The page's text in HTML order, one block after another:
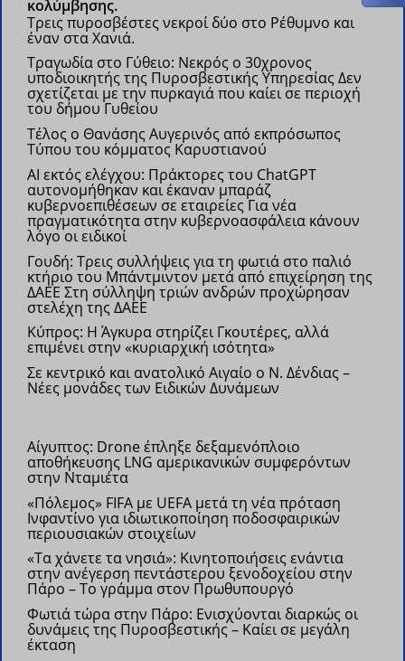
κολύμβησης.
Τρεις πυροσβέστες νεκροί δύο στο Ρέθυμνο και
έναν στα Χανιά.
Τραγωδία στο Γύθειο: Νεκρός ο 30χρονος
υποδιοικητής της Πυροσβεστικής ΥπηρεσίαςΔεν
σχετίζεται με την πυρκαγιά που καίει σε περιοχή
του δήμου Γυθείου
Τέλος ο Θανάσης Αυγερινός από εκπρόσωπος
Τύπου του κόμματος Καρυστιανού
AI εκτός ελέγχου: Πράκτορες του ChatGPT
αυτονομήθηκαν και έκαναν μπαράζ
κυβερνοεπιθέσεων σε εταιρείεςΓια νέα
πραγματικότητα στην κυβερνοασφάλεια κάνουν
λόγο οι ειδικοί
Γουδή: Τρεις συλλήψεις για τη φωτιά στο παλιό
κτήριο του Μπάντμιντον μετά από επιχείρηση της
ΔΑΕΕΣτη σύλληψη τριών ανδρών προχώρησαν
στελέχη της ΔΑΕΕ
Κύπρος: Η Άγκυρα στηρίζει Γκουτέρες, αλλά
επιμένει στην «κυριαρχική ισότητα»
Σε κεντρικό και ανατολικό Αιγαίο ο Ν. Δένδιας –
Νέες μονάδες των Ειδικών Δυνάμεων
Αίγυπτος: Drone έπληξε δεξαμενόπλοιο
αποθήκευσης LNG αμερικανικών συμφερόντων
στην Νταμιέτα
«Πόλεμος» FIFA με UEFA μετά τη νέα πρόταση
Ινφαντίνο για ιδιωτικοποίηση ποδοσφαιρικών
περιουσιακών στοιχείων
«Τα χάνετε τα νησιά»: Κινητοποιήσεις ενάντια
στην ανέγερση πεντάστερου ξενοδοχείου στην
Πάρο – Το γράμμα στον Πρωθυπουργό
Φωτιά τώρα στην Πάρο: Ενισχύονται διαρκώς οι
δυνάμεις της Πυροσβεστικής – Καίει σε μεγάλη
έκταση